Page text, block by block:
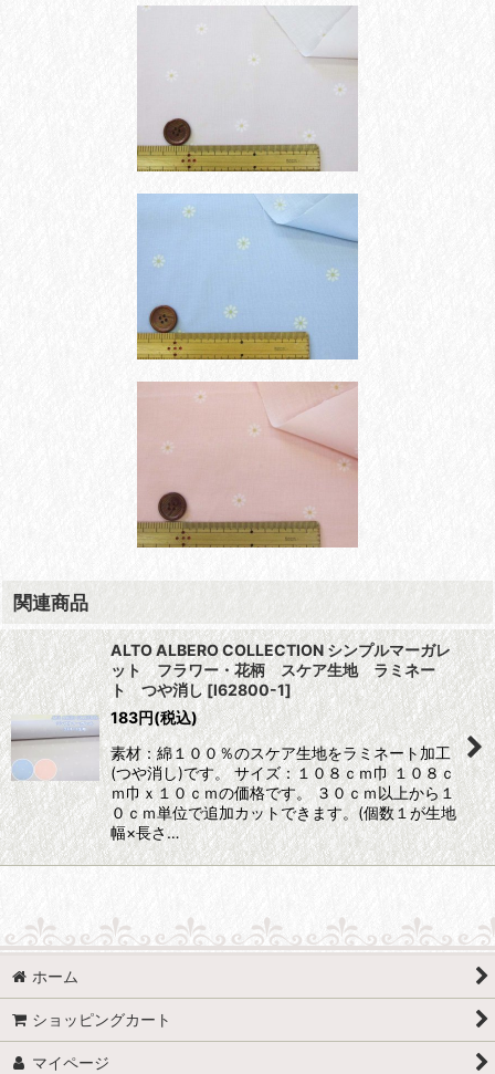
関連商品
ALTO ALBERO COLLECTION シンプルマーガレ
ット フラワー・花柄 スケア生地 ラミネー
ト つや消し [l62800-1]
183円(税込)
素材：綿１００％のスケア生地をラミネート加工
(つや消し)です。 サイズ：１０８ｃｍ巾 １０８ｃ
ｍ巾ｘ１０ｃｍの価格です。 ３０ｃｍ以上から１
０ｃｍ単位で追加カットできます。(個数１が生地
幅×長さ…
ホーム
ショッピングカート
マイページ